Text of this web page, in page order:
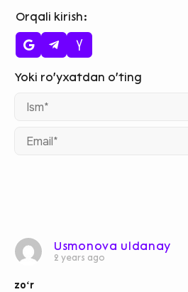
Orqali kirish
Usmonova uldanay
2 years ago
zoʻr